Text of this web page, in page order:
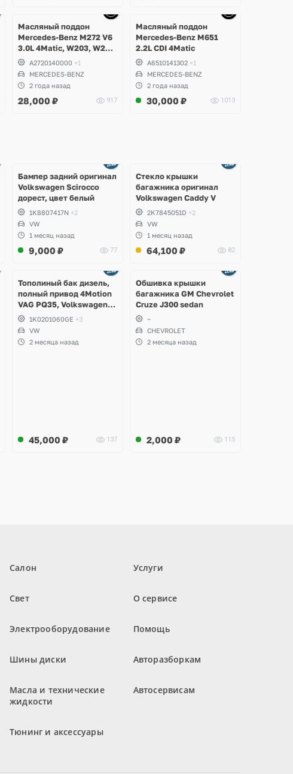
Масляный поддон
Mercedes-Benz M272 V6
3.0L 4Matic, W203, W204
C-Class, GLK, W211,
W212 E-Class, W221 S-
Class, W164 ML, W251 R-
Class, W639 Vito
A2720140000 +1
MERCEDES-BENZ
2 года назад
28,000 ₽ 917
Масляный поддон
Mercedes-Benz M651
2.2L CDI 4Matic
A6510141302 +1
MERCEDES-BENZ
2 года назад
30,000 ₽ 1013
Бампер задний оригинал
Volkswagen Scirocco
дорест, цвет белый
1K8807417N +2
VW
1 месяц назад
9,000 ₽ 77
Стекло крышки
багажника оригинал
Volkswagen Caddy V
2K7845051D +2
VW
1 месяц назад
64,100 ₽ 82
Тополиный бак дизель,
полный привод 4Motion
VAG PQ35, Volkswagen
Scirocco, Golf V, VI,
Skoda Yeti, Octavia A5,
Superb, Audi A3, Seat
Altea
1K0201060GE +3
VW
2 месяца назад
45,000 ₽ 137
Обшивка крышки
багажника GM Chevrolet
Cruze J300 sedan
~
CHEVROLET
2 месяца назад
2,000 ₽ 115
Салон
Свет
Электрооборудование
Шины диски
Масла и технические
жидкости
Тюнинг и аксессуары
Услуги
О сервисе
Помощь
Авторазборкам
Автосервисам